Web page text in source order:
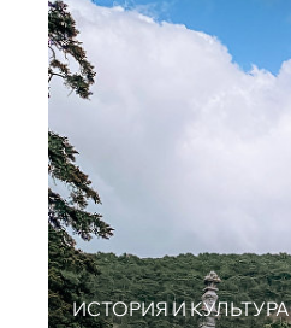
ИСТОРИЯ И КУЛЬТУРА